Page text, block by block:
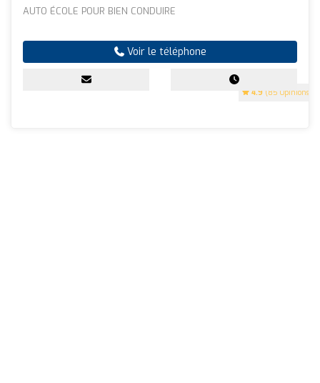
4.9 (85 Opinions)
AUTO ÉCOLE POUR BIEN CONDUIRE
Voir le téléphone